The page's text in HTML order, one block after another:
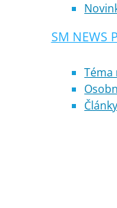
SM NEWS
Téma
Články